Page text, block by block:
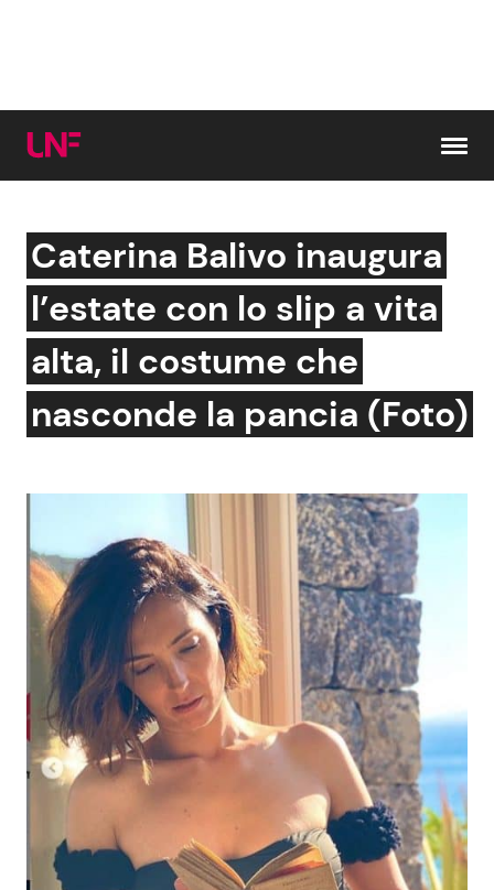
Cerca:
News e Cronaca
Attualità Italiana
Persone Scomparse
Politica
Gossip e TV
Bellezze VIP
Fiction e Serie TV
Programmi TV
Reality e Talent
Soap Opera
ShowBiz
News Cinema
Social News
News dal mondo
Caterina Balivo inaugura
l’estate con lo slip a vita
alta, il costume che
nasconde la pancia (Foto)